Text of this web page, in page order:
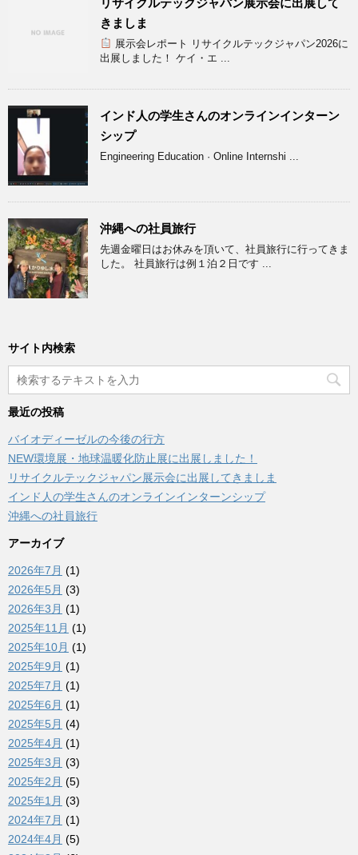
リサイクルテックジャパン展示会に出展して
きましま
展示会レポート リサイクルテックジャパン2026に
出展しました！ ケイ・エ ...
インド人の学生さんのオンラインインターン
シップ
Engineering Education · Online Internshi ...
沖縄への社員旅行
先週金曜日はお休みを頂いて、社員旅行に行ってきま
した。 社員旅行は例１泊２日です ...
サイト内検索
最近の投稿
バイオディーゼルの今後の行方
NEW環境展・地球温暖化防止展に出展しました！
リサイクルテックジャパン展示会に出展してきましま
インド人の学生さんのオンラインインターンシップ
沖縄への社員旅行
アーカイブ
2026年7月 (1)
2026年5月 (3)
2026年3月 (1)
2025年11月 (1)
2025年10月 (1)
2025年9月 (1)
2025年7月 (1)
2025年6月 (1)
2025年5月 (4)
2025年4月 (1)
2025年3月 (3)
2025年2月 (5)
2025年1月 (3)
2024年7月 (1)
2024年4月 (5)